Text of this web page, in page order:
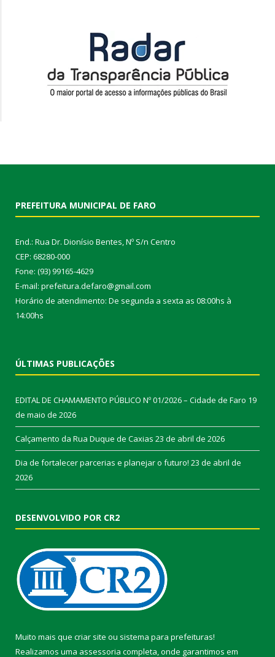
PREFEITURA MUNICIPAL DE FARO
End.: Rua Dr. Dionísio Bentes, Nº S/n Centro
CEP: 68280-000
Fone: (93) 99165-4629
E-mail: prefeitura.defaro@gmail.com
Horário de atendimento: De segunda a sexta as 08:00hs à
14:00hs
ÚLTIMAS PUBLICAÇÕES
EDITAL DE CHAMAMENTO PÚBLICO Nº 01/2026 – Cidade de Faro 19
de maio de 2026
Calçamento da Rua Duque de Caxias 23 de abril de 2026
Dia de fortalecer parcerias e planejar o futuro! 23 de abril de
2026
DESENVOLVIDO POR CR2
Muito mais que criar site ou sistema para prefeituras!
Realizamos uma assessoria completa, onde garantimos em